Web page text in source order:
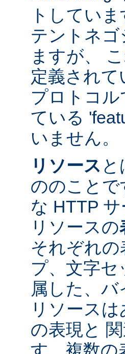
トしてい
テントネ
ますが、
定義され
プロトコ
ている
いません。
リソース
ののことで
な HTTP
リソースの
それぞれ
プ、文字
属した、
リソース
の表現と
す。複数の